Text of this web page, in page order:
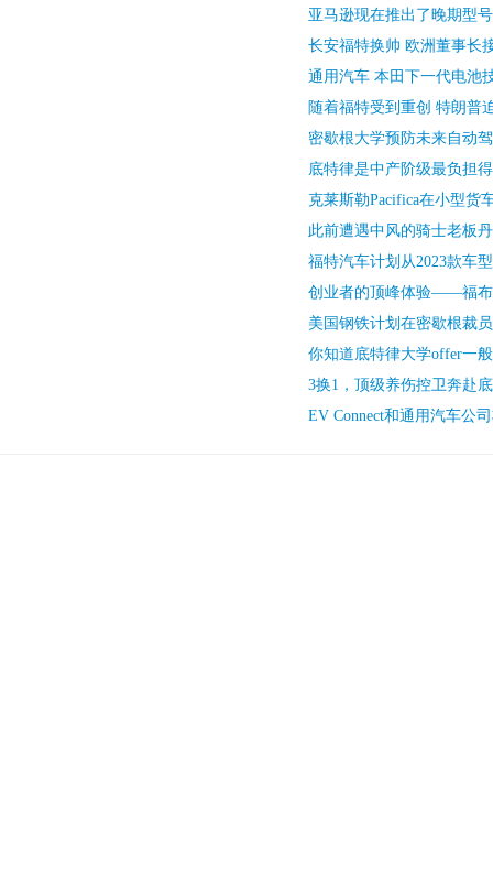
亚马逊现在推出了晚期型
长安福特换帅 欧洲董事长
通用汽车 本田下一代电池
随着福特受到重创 特朗普
密歇根大学预防未来自动
底特律是中产阶级最负担
克莱斯勒Pacifica在小型货
此前遭遇中风的骑士老板
福特汽车计划从2023款车
创业者的顶峰体验——福布
美国钢铁计划在密歇根裁
你知道底特律大学offer一
3换1，顶级养伤控卫奔赴
EV Connect和通用汽车公